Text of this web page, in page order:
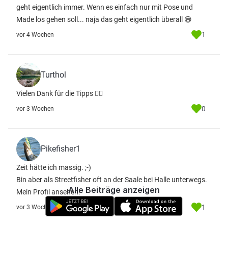
geht eigentlich immer. Wenn es einfach nur mit Pose und
Made los gehen soll... naja das geht eigentlich überall 😅
vor 4 Wochen 1
Turthol
Vielen Dank für die Tipps 👍🏻
vor 3 Wochen 0
Pikefisher1
Zeit hätte ich massig. ;-)
Bin aber als Streetfisher oft an der Saale bei Halle unterwegs.
Mein Profil ansehen!
vor 3 Wochen 1
Alle Beiträge anzeigen